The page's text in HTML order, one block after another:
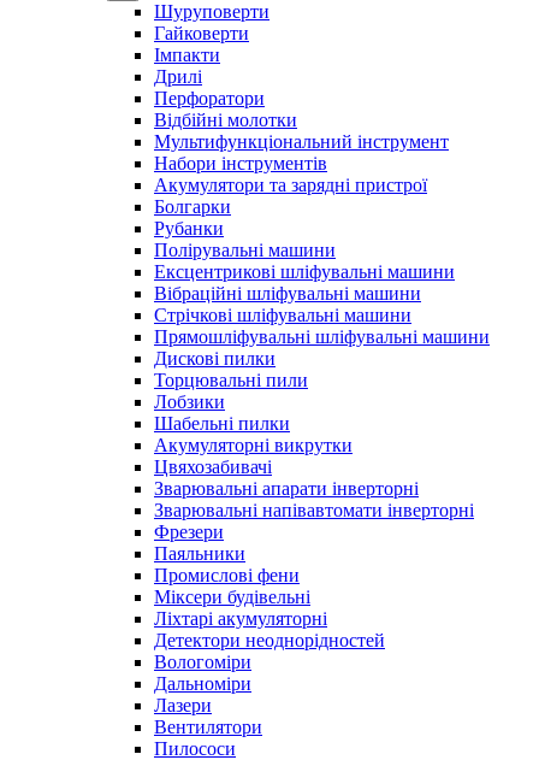
Шуруповерти
Гайковерти
Імпакти
Дрилі
Перфоратори
Відбійні молотки
Мультифункціональний інструмент
Набори інструментів
Акумулятори та зарядні пристрої
Болгарки
Рубанки
Полірувальні машини
Ексцентрикові шліфувальні машини
Вібраційні шліфувальні машини
Стрічкові шліфувальні машини
Прямошліфувальні шліфувальні машини
Дискові пилки
Торцювальні пили
Лобзики
Шабельні пилки
Акумуляторні викрутки
Цвяхозабивачі
Зварювальні апарати інверторні
Зварювальні напівавтомати інверторні
Фрезери
Паяльники
Промислові фени
Міксери будівельні
Ліхтарі акумуляторні
Детектори неоднорідностей
Вологоміри
Дальноміри
Лазери
Вентилятори
Пилососи